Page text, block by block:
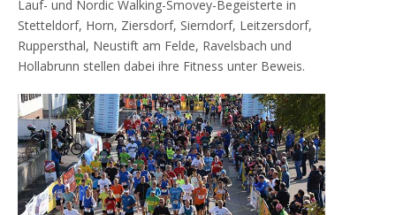
Lauf- und Nordic Walking-Smovey-Begeisterte in
Stetteldorf, Horn, Ziersdorf, Sierndorf, Leitzersdorf,
Ruppersthal, Neustift am Felde, Ravelsbach und
Hollabrunn stellen dabei ihre Fitness unter Beweis.